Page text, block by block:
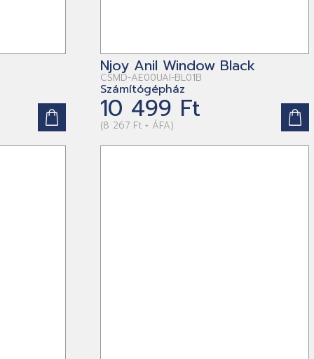
Njoy Anil Window Black
CSMD-AE00UAI-BL01B
Számítógépház
10 499 Ft
(8 267 Ft + ÁFA)